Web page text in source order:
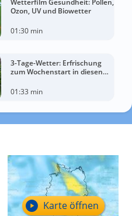
Wetterfilm Gesundheit: Pollen,
Ozon, UV und Biowetter
01:30 min
3-Tage-Wetter: Erfrischung
zum Wochenstart in diesen
01:33 min
Karte öffnen